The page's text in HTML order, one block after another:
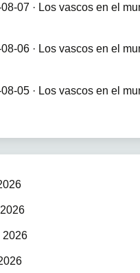
07 · Los vascos en el
06 · Los vascos en el
05 · Los vascos en el
2026